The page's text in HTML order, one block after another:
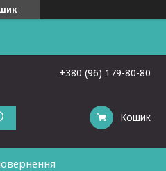
+380 (96) 179-80-80
Кошик